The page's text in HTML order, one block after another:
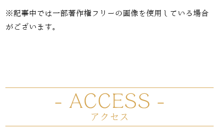
※記事中では一部著作権フリーの画像を使用している場合
がございます。